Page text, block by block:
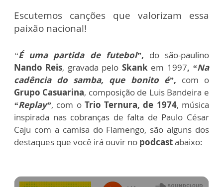
Escutemos canções que valorizam essa
paixão nacional!
“É uma partida de futebol”, do são-paulino
Nando Reis, gravada pelo Skank em 1997, “Na
cadência do samba, que bonito é”, com o
Grupo Casuarina, composição de Luis Bandeira e
“Replay”, com oTrio Ternura, de 1974, música
inspirada nas cobranças de falta de Paulo César
Caju com a camisa do Flamengo, são alguns dos
destaques que você irá ouvir no podcastabaixo: